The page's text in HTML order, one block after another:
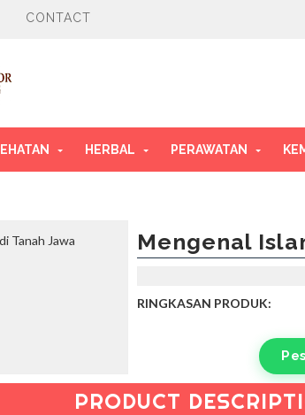
CONTACT
HERBAL PERAWATAN
Mengenal
RINGKASAN PRODUK:
PRODUCT